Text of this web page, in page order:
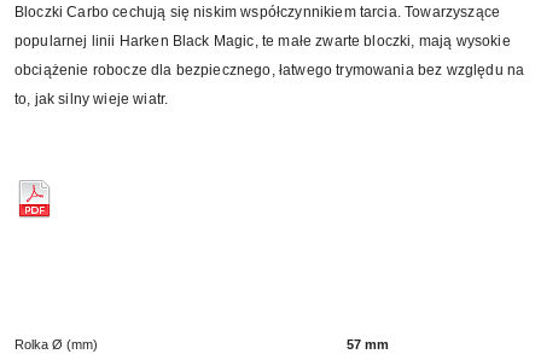
Bloczki Carbo cechują się niskim współczynnikiem tarcia. Towarzyszące
popularnej linii Harken Black Magic, te małe zwarte bloczki, mają wysokie
obciążenie robocze dla bezpiecznego, łatwego trymowania bez względu na
to, jak silny wieje wiatr.
Rolka Ø (mm) 57 mm